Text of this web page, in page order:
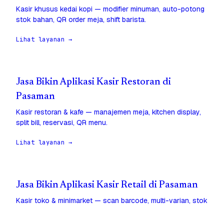
Kasir khusus kedai kopi — modifier minuman, auto-potong
stok bahan, QR order meja, shift barista.
Lihat layanan →
Jasa Bikin Aplikasi Kasir Restoran di
Pasaman
Kasir restoran & kafe — manajemen meja, kitchen display,
split bill, reservasi, QR menu.
Lihat layanan →
Jasa Bikin Aplikasi Kasir Retail di Pasaman
Kasir toko & minimarket — scan barcode, multi-varian, stok